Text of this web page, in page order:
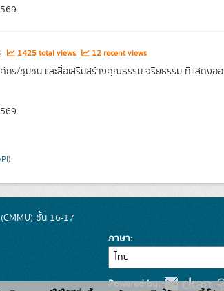
1425 total views 12 recent views
กร/ชุมชน และสื่อเสริมสร้างคุณธรรม จริยธรรม ที่แสดง
).
ชั้น 16-17
ภาษา
Powered by: